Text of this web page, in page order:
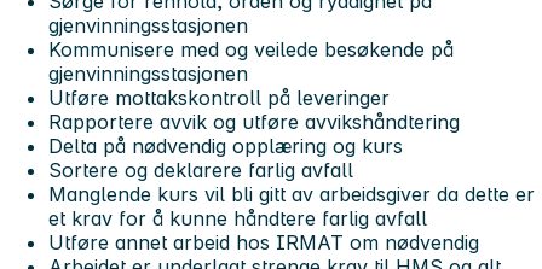
gjenvinningsstasjonen
Kommunisere med og veilede besøkende på
gjenvinningsstasjonen
Utføre mottakskontroll på leveringer
Rapportere avvik og utføre avvikshåndtering
Delta på nødvendig opplæring og kurs
Sortere og deklarere farlig avfall
Manglende kurs vil bli gitt av arbeidsgiver da dette er
et krav for å kunne håndtere farlig avfall
Utføre annet arbeid hos IRMAT om nødvendig